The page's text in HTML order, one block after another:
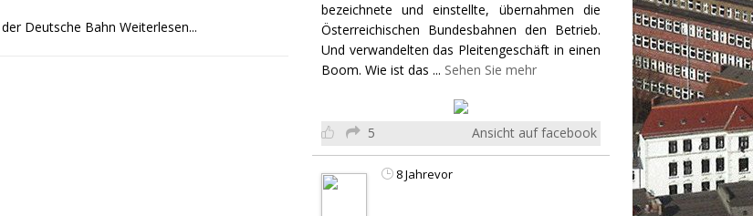
der Deutsche Bahn Weiterlesen...
bezeichnete und einstellte, übernahmen die
Österreichischen Bundesbahnen den Betrieb.
Und verwandelten das Pleitengeschäft in einen
Boom. Wie ist das ... Sehen Sie mehr
5 Ansicht auf facebook
8 Jahrevor